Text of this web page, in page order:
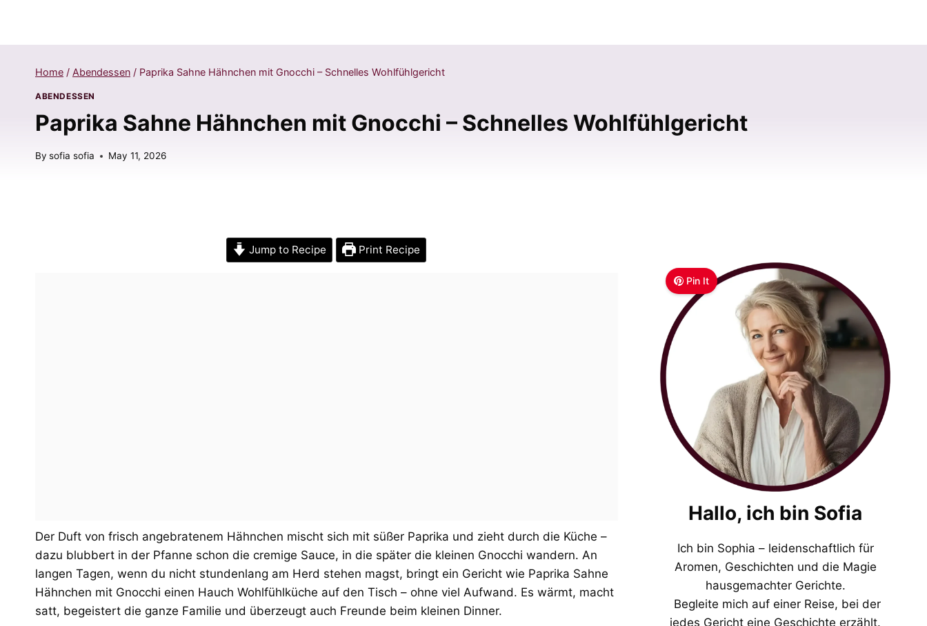
Home / Abendessen / Paprika Sahne Hähnchen mit Gnocchi – Schnelles Wohlfühlgericht
ABENDESSEN
Paprika Sahne Hähnchen mit Gnocchi – Schnelles Wohlfühlgericht
By sofia sofia May 11, 2026
Jump to Recipe Print Recipe
Der Duft von frisch angebratenem Hähnchen mischt sich mit süßer Paprika und zieht durch die Küche –
dazu blubbert in der Pfanne schon die cremige Sauce, in die später die kleinen Gnocchi wandern. An
langen Tagen, wenn du nicht stundenlang am Herd stehen magst, bringt ein Gericht wie Paprika Sahne
Hähnchen mit Gnocchi einen Hauch Wohlfühlküche auf den Tisch – ohne viel Aufwand. Es wärmt, macht
satt, begeistert die ganze Familie und überzeugt auch Freunde beim kleinen Dinner.
Pin It
Hallo, ich bin Sofia
Ich bin Sophia – leidenschaftlich für
Aromen, Geschichten und die Magie
hausgemachter Gerichte.
Begleite mich auf einer Reise, bei der
jedes Gericht eine Geschichte erzählt.